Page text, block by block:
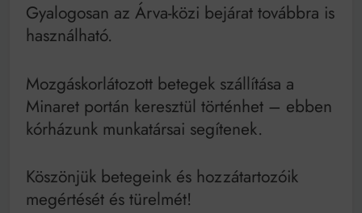
Gyalogosan az Árva-közi bejárat továbbra is
használható.
Mozgáskorlátozott betegek szállítása a
Minaret portán keresztül történhet – ebben
kórházunk munkatársai segítenek.
Köszönjük betegeink és hozzátartozóik
megértését és türelmét!